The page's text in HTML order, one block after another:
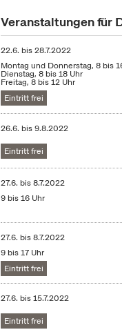
Veranstaltungen für
22.6. bis28.7.2022
Montag und Donnerstag, 8 bis
Dienstag, 8 bis 18 Uhr
Freitag, 8 bis 12 Uhr
Eintritt frei
26.6. bis9.8.2022
Eintritt frei
27.6. bis8.7.2022
9 bis 16 Uhr
27.6. bis8.7.2022
9 bis 17 Uhr
Eintritt frei
27.6. bis15.7.2022
Eintritt frei